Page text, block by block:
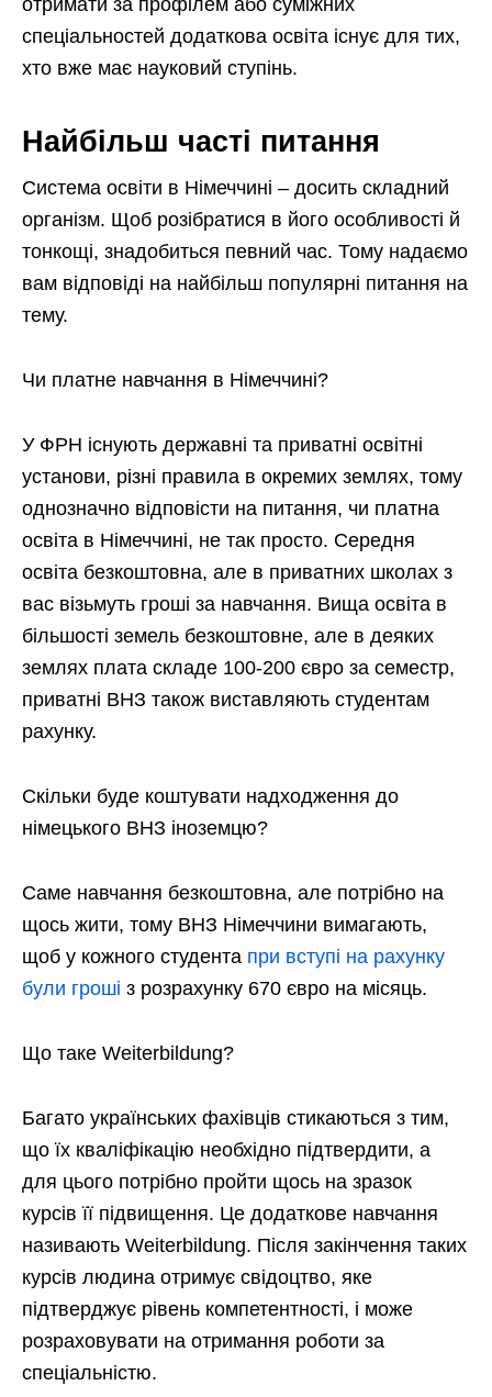
отримати за профілем або суміжних
спеціальностей додаткова освіта існує для тих,
хто вже має науковий ступінь.
Найбільш часті питання
Система освіти в Німеччині – досить складний
організм. Щоб розібратися в його особливості й
тонкощі, знадобиться певний час. Тому надаємо
вам відповіді на найбільш популярні питання на
тему.
Чи платне навчання в Німеччині?
У ФРН існують державні та приватні освітні
установи, різні правила в окремих землях, тому
однозначно відповісти на питання, чи платна
освіта в Німеччині, не так просто. Середня
освіта безкоштовна, але в приватних школах з
вас візьмуть гроші за навчання. Вища освіта в
більшості земель безкоштовне, але в деяких
землях плата складе 100-200 євро за семестр,
приватні ВНЗ також виставляють студентам
рахунку.
Скільки буде коштувати надходження до
німецького ВНЗ іноземцю?
Саме навчання безкоштовна, але потрібно на
щось жити, тому ВНЗ Німеччини вимагають,
щоб у кожного студента при вступі на рахунку
були гроші з розрахунку 670 євро на місяць.
Що таке Weiterbildung?
Багато українських фахівців стикаються з тим,
що їх кваліфікацію необхідно підтвердити, а
для цього потрібно пройти щось на зразок
курсів її підвищення. Це додаткове навчання
називають Weiterbildung. Після закінчення таких
курсів людина отримує свідоцтво, яке
підтверджує рівень компетентності, і може
розраховувати на отримання роботи за
спеціальністю.